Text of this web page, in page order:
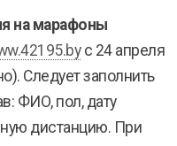
на марафоны
с 24 апреля
Следует заполнить
ФИО, пол, дату
дистанцию. При